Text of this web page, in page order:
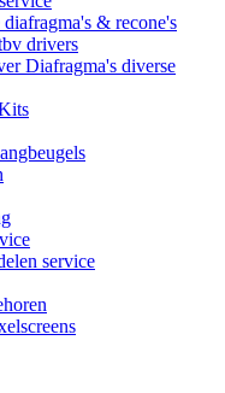
& recone's
drivers
Diafragma's diverse
service